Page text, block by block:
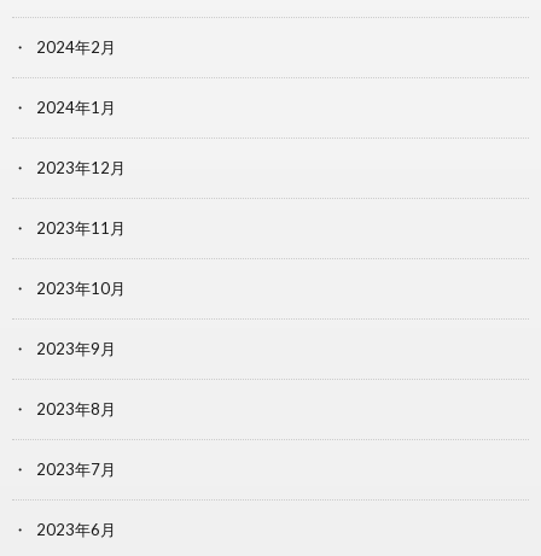
2024年2月
2024年1月
2023年12月
2023年11月
2023年10月
2023年9月
2023年8月
2023年7月
2023年6月